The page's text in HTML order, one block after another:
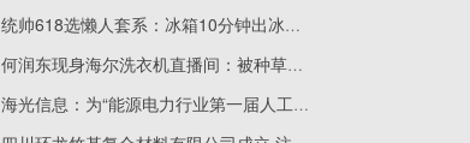
统帅618选懒人套系：冰箱10分钟出冰，厨电一机搞定蒸煮烹炸
何润东现身海尔洗衣机直播间：被种草云溪5.0
海光信息：为“能源电力行业第一届人工智能创新研发交流活动”提供算力支撑